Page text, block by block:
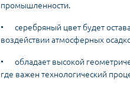
промышленности.
•
серебряный цвет будет
воздействии атмосферных
•
обладает высокой
где важен технологический